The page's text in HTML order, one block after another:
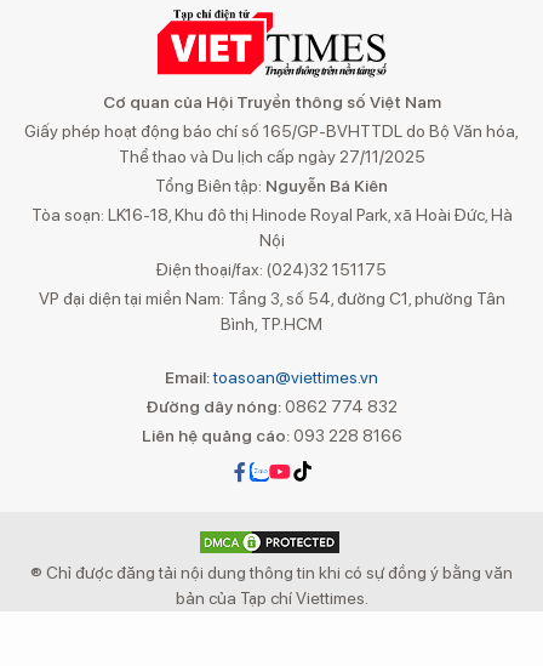
Cơ quan của Hội Truyền thông số Việt Nam
Giấy phép hoạt động báo chí số 165/GP-BVHTTDL do Bộ Văn hóa,
Thể thao và Du lịch cấp ngày 27/11/2025
Tổng Biên tập: Nguyễn Bá Kiên
Tòa soạn: LK16-18, Khu đô thị Hinode Royal Park, xã Hoài Đức, Hà
Nội
Điện thoại/fax: (024)32 151175
VP đại diện tại miền Nam: Tầng 3, số 54, đường C1, phường Tân
Bình, TP.HCM
Email:toasoan@viettimes.vn
Đường dây nóng: 0862 774 832
Liên hệ quảng cáo:093 228 8166
® Chỉ được đăng tải nội dung thông tin khi có sự đồng ý bằng văn
bản của Tạp chí Viettimes.